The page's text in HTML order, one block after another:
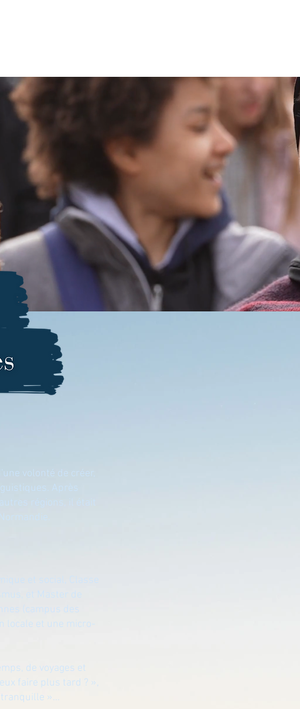
volonté de créer,
Après
régions, il était
et social, Classe
et Master de
(campus des
locale et une micro-
de voyages et
faire plus tard ? »,
»...